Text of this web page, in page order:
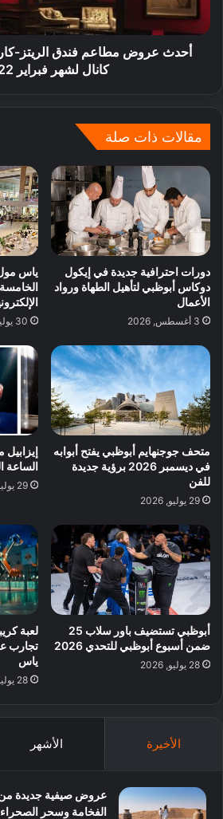
أحدث عروض مطاعم فندق الريتز-
كانال لشهر فبراير 2022
مقالات ذات صلة
دورات احترافية جديدة في إيكول
دوكاس أبوظبي لتأهيل الطهاة ورواد
الأعمال
3 أغسطس, 2026
ياس
الإلكترونية
30 يوليو, 2026
متحف جوجنهايم أبوظبي يفتح أبوابه
في ديسمبر 2026 برؤية جديدة
للفن
29 يوليو, 2026
الساعة
29 يوليو, 2026
أبوظبي تستضيف باور سلاب 25
ضمن أسبوع أبوظبي للتحدي 2026
28 يوليو, 2026
لعبة
تجارب
ياس
28 يوليو, 2026
الأخيرة الأشهر
عروض صيفية جديدة
الفخامة وسحر الصحراء